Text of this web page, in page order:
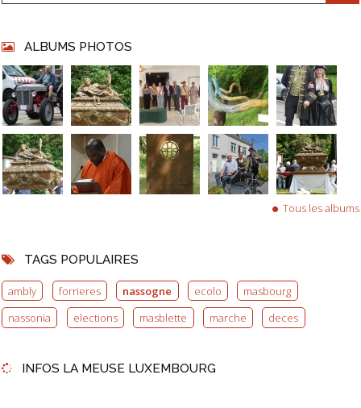
ALBUMS PHOTOS
Tous les albums
TAGS POPULAIRES
ambly forrieres nassogne ecolo
masbourg
nassonia
elections masblette marche deces
INFOS LA MEUSE LUXEMBOURG